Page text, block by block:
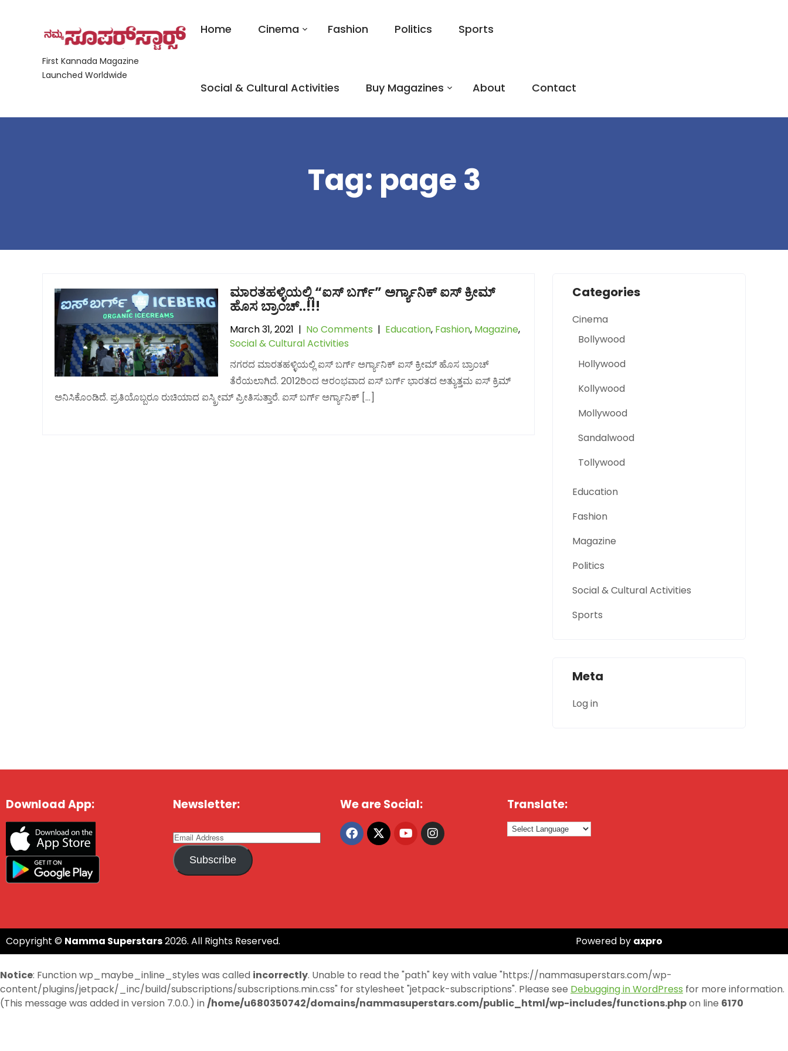
First Kannada Magazine
Launched Worldwide
Home Cinema Fashion Politics Sports
Social & Cultural Activities Buy Magazines About Contact
Tag: page 3
ಮಾರತಹಳ್ಳಿಯಲ್ಲಿ “ಐಸ್ ಬರ್ಗ್” ಅರ್ಗ್ಯಾನಿಕ್ ಐಸ್ ಕ್ರೀಮ್
ಹೊಸ ಬ್ರಾಂಚ್..!!!
March 31, 2021 | No Comments | Education, Fashion, Magazine,
Social & Cultural Activities
ನಗರದ ಮಾರತಹಳ್ಳಿಯಲ್ಲಿ ಐಸ್ ಬರ್ಗ್ ಅರ್ಗ್ಯಾನಿಕ್ ಐಸ್ ಕ್ರೀಮ್ ಹೊಸ ಬ್ರಾಂಚ್
ತೆರೆಯಲಾಗಿದೆ. 2012ರಿಂದ ಆರಂಭವಾದ ಐಸ್ ಬರ್ಗ್ ಭಾರತದ ಅತ್ಯುತ್ತಮ ಐಸ್ ಕ್ರಿಮ್
ಅನಿಸಿಕೊಂಡಿದೆ. ಪ್ರತಿಯೊಬ್ಬರೂ ರುಚಿಯಾದ ಐಸ್ಕ್ರೀಮ್ ಪ್ರೀತಿಸುತ್ತಾರೆ. ಐಸ್ ಬರ್ಗ್ ಅರ್ಗ್ಯಾನಿಕ್ […]
Categories
Cinema
Bollywood
Hollywood
Kollywood
Mollywood
Sandalwood
Tollywood
Education
Fashion
Magazine
Politics
Social & Cultural Activities
Sports
Meta
Log in
Download App: Newsletter:
Subscribe
We are Social: Translate:
Copyright © Namma Superstars2026. All Rights Reserved. Powered by axpro
Notice: Function wp_maybe_inline_styles was called incorrectly. Unable to read the "path" key with value "https://nammasuperstars.com/wp-
content/plugins/jetpack/_inc/build/subscriptions/subscriptions.min.css" for stylesheet "jetpack-subscriptions". Please see Debugging in WordPress for more information.
(This message was added in version 7.0.0.) in /home/u680350742/domains/nammasuperstars.com/public_html/wp-includes/functions.phpon line 6170